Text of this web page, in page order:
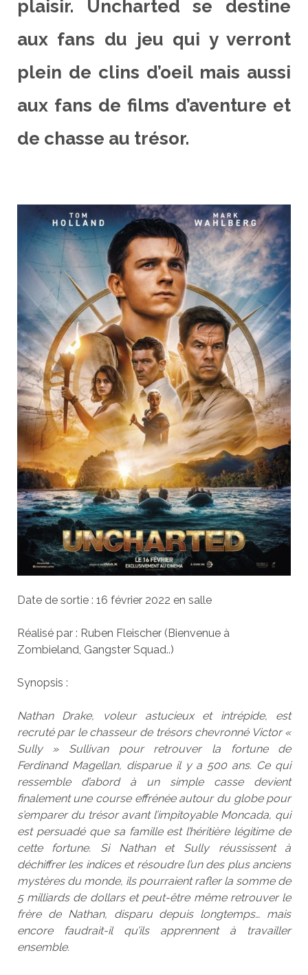
plaisir. Uncharted se destine
aux fans du jeu qui y verront
plein de clins d’oeil mais aussi
aux fans de films d’aventure et
de chasse au trésor.
Date de sortie : 16 février 2022 en salle
Réalisé par : Ruben Fleischer (Bienvenue à
Zombieland, Gangster Squad..)
Synopsis :
Nathan Drake, voleur astucieux et intrépide, est
recruté par le chasseur de trésors chevronné Victor «
Sully » Sullivan pour retrouver la fortune de
Ferdinand Magellan, disparue il y a 500 ans. Ce qui
ressemble d’abord à un simple casse devient
finalement une course effrénée autour du globe pour
s’emparer du trésor avant l’impitoyable Moncada, qui
est persuadé que sa famille est l’héritière légitime de
cette fortune. Si Nathan et Sully réussissent à
déchiffrer les indices et résoudre l’un des plus anciens
mystères du monde, ils pourraient rafler la somme de
5 milliards de dollars et peut-être même retrouver le
frère de Nathan, disparu depuis longtemps… mais
encore faudrait-il qu’ils apprennent à travailler
ensemble.